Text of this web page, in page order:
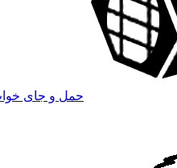
حمل و جای